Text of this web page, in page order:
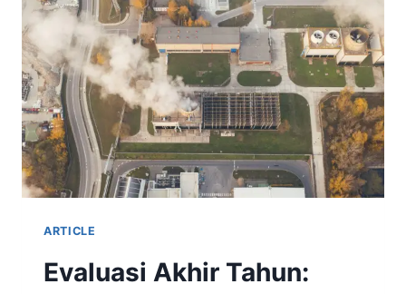
ARTICLE
Evaluasi Akhir Tahun: